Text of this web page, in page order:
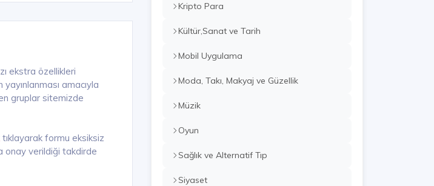
ekstra özellikleri
amacıyla
gruplar sitemizde
tıklayarak formu eksiksiz
onay verildiği takdirde
Kripto Para
Kültür,Sanat ve Tarih
Mobil Uygulama
Moda, Takı, Makyaj ve Güzellik
Müzik
Oyun
Sağlık ve Alternatif Tıp
Siyaset